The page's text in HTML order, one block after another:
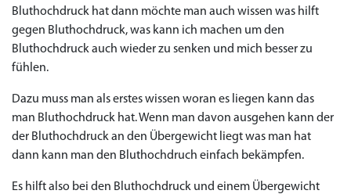
Bluthochdruck hat dann möchte man auch wissen was hilft
gegen Bluthochdruck, was kann ich machen um den
Bluthochdruck auch wieder zu senken und mich besser zu
fühlen.
Dazu muss man als erstes wissen woran es liegen kann das
man Bluthochdruck hat. Wenn man davon ausgehen kann der
der Bluthochdruck an den Übergewicht liegt was man hat
dann kann man den Bluthochdruch einfach bekämpfen.
Es hilft also bei den Bluthochdruck und einem Übergewicht